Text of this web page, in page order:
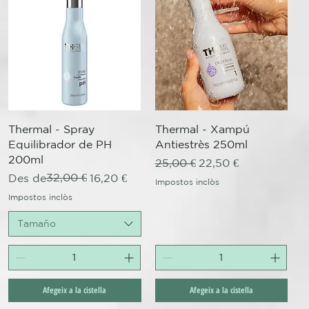
Visualització ràpida
Thermal - Spray
Equilibrador de PH
200ml
Des de
Preu normal
32,00 € 16,20 €
Preu d'oferta
Impostos inclòs
Tamaño
Afegeix a la cistella
Visualització ràpida
Thermal - Xampú
Antiestrès 250ml
Preu normal
25,00 € Preu d'oferta
22,50 €
Impostos inclòs
Afegeix a la cistella